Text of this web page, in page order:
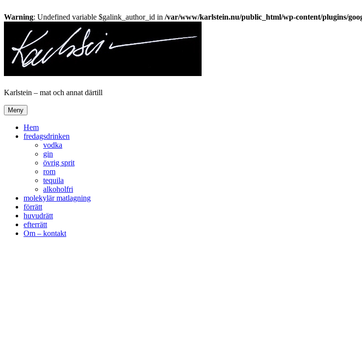
Warning: Undefined variable $galink_author_id in /var/www/karlstein.nu/public_html/wp-content/plugins/
innehåll
Karlstein – mat och annat därtill
Meny
Hem
fredagsdrinken
vodka
gin
övrig sprit
rom
tequila
alkoholfri
molekylär matlagning
förrätt
huvudrätt
efterrätt
Om – kontakt